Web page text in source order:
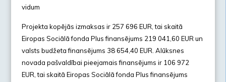
vidum
Projekta kopējās izmaksas ir 257 696 EUR, tai skaitā
Eiropas Sociālā fonda Plus finansējums 219 041,60 EUR un
valsts budžeta finansējums 38 654,40 EUR. Alūksnes
novada pašvaldībai pieejamais finansējums ir 106 972
EUR, tai skaitā Eiropas Sociālā fonda Plus finansējums